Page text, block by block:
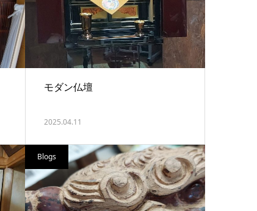
モダン仏壇
2025.04.11
Blogs